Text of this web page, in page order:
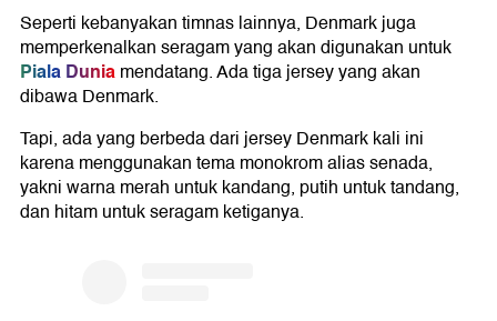
Seperti kebanyakan timnas lainnya, Denmark juga
memperkenalkan seragam yang akan digunakan untuk
Piala Duniamendatang. Ada tiga jersey yang akan
dibawa Denmark.
Tapi, ada yang berbeda dari jersey Denmark kali ini
karena menggunakan tema monokrom alias senada,
yakni warna merah untuk kandang, putih untuk tandang,
dan hitam untuk seragam ketiganya.